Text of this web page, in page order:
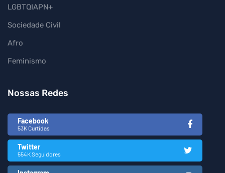
LGBTQIAPN+
Sociedade Civil
Afro
Feminismo
Nossas Redes
Facebook
53K Curtidas
Twitter
554K Seguidores